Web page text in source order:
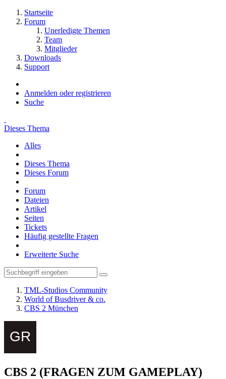
Startseite
Forum
Unerledigte Themen
Team
Mitglieder
Downloads
Support
Anmelden oder registrieren
Suche
Dieses Thema
Alles
Dieses Thema
Dieses Forum
Forum
Dateien
Artikel
Seiten
Tickets
Häufig gestellte Fragen
Erweiterte Suche
TML-Studios Community
World of Busdriver & co.
CBS 2 München
CBS 2 (FRAGEN ZUM GAMEPLAY)